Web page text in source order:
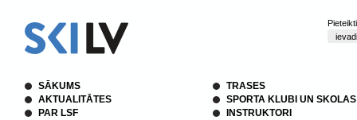
SĀKUMS
AKTUALITĀTES
PAR LSF
TRASES
SPORTA KLUBI UN SKOLAS
INSTRUKTORI